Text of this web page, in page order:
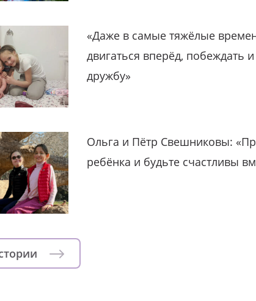
«Даже в самые тяжёлые
двигаться вперёд, побеждать
дружбу»
Ольга и Пётр Свешниковы:
ребёнка и будьте счастливы